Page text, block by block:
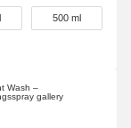
500 ml